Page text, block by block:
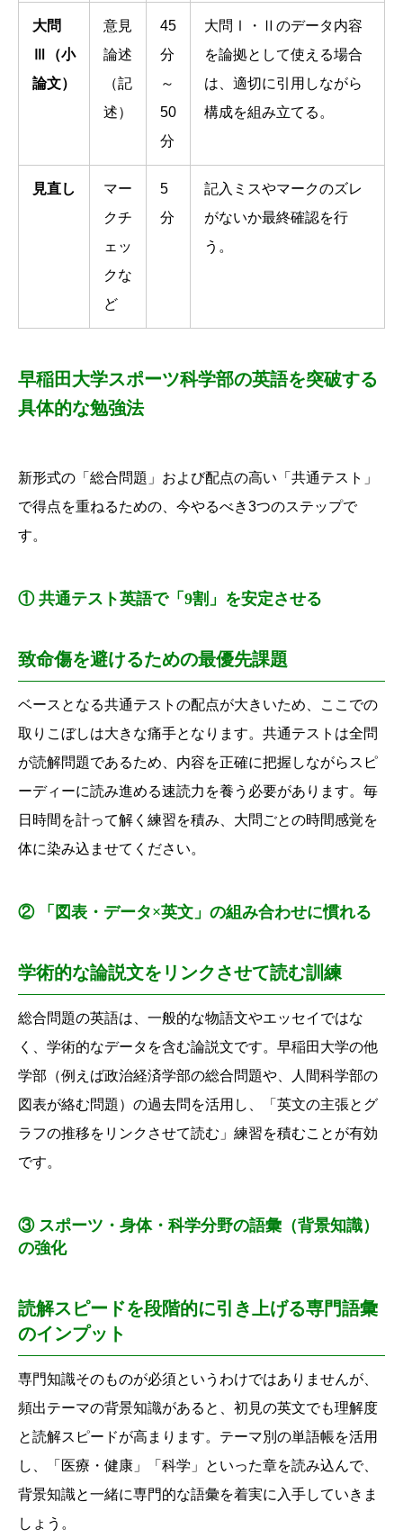
大問
Ⅲ（小
論文）
意見
論述
（記
述）
45
分
～
50
分
大問Ⅰ・Ⅱのデータ内容
を論拠として使える場合
は、適切に引用しながら
構成を組み立てる。
見直し
マー
クチ
ェッ
クな
ど
5
分
記入ミスやマークのズレ
がないか最終確認を行
う。
早稲田大学スポーツ科学部の英語を突破する
具体的な勉強法
新形式の「総合問題」および配点の高い「共通テスト」
で得点を重ねるための、 今やるべき3つのステップで
す。
① 共通テスト英語で「9割」を安定させる
致命傷を避けるための最優先課題
ベースとなる共通テストの配点が大きいため、
ここでの
取りこぼしは大きな痛手となります。 共通テストは全問
が読解問題であるため、 内容を正確に把握しながらスピ
ーディーに読み進める速読力を養う必要があります。 毎
日時間を計って解く練習を積み、 大問ごとの時間感覚を
体に染み込ませてください。
② 「図表・データ×英文」の組み合わせに慣れる
学術的な論説文をリンクさせて読む訓練
総合問題の英語は、 一般的な物語文やエッセイではな
く、 学術的なデータを含む論説文です。 早稲田大学の他
学部（例えば政治経済学部の総合問題や、
人間科学部の
図表が絡む問題）の過去問を活用し、
「英文の主張とグ
ラフの推移をリンクさせて読む」練習を積むことが有効
です。
③ スポーツ・身体・科学分野の語彙（背景知識）
の強化
読解スピードを段階的に引き上げる専門語彙
のインプット
専門知識そのものが必須というわけではありませんが、
頻出テーマの背景知識があると、 初見の英文でも理解度
と読解スピードが高まります。 テーマ別の単語帳を活用
し、
「医療・健康」「科学」といった章を読み込んで、
背景知識と一緒に専門的な語彙を着実に入手していきま
しょう。